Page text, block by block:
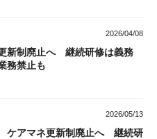
2026/04/08
新制廃止へ 継続研修は義務
務禁止も
2026/05/13
ケアマネ更新制廃止へ 継続研